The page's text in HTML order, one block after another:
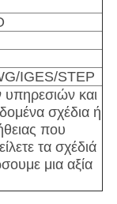
IGES/STEP
υπηρεσιών και
σχέδια ή
που
τα σχέδιά
μια αξία